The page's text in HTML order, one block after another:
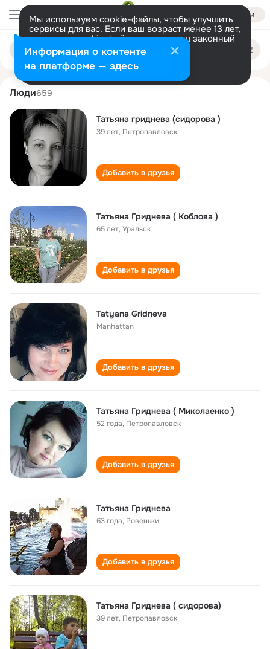
Войти
Мы используем cookie-файлы, чтобы улучшить
сервисы для вас. Если ваш возраст менее 13 лет,
настроить cookie-файлы должен ваш законный
представитель. Больше информации
Разрешить все Настроить
Поиск
людям
tatyana gridneva
Люди659
Татьяна гриднева (сидорова )
39 лет, Петропавловск
Добавить в друзья
Татьяна Гриднева ( Коблова )
65 лет,Уральск
Добавить в друзья
Tatyana Gridneva
Manhattan
Добавить в друзья
Татьяна Гриднева ( Миколаенко )
52 года, Петропавловск
Добавить в друзья
Татьяна Гриднева
63 года, Ровеньки
Добавить в друзья
Татьяна Гриднева ( сидорова)
39 лет, Петропавловск
Информация о контенте
на платформе — здесь